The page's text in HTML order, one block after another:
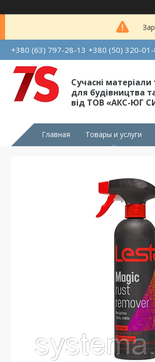
+380 (63) 797-28-13 +380 (50) 320-
Сучасні матеріали
для будівництва
від ТОВ «АКС-ЮГ
Главная Товары и услуги